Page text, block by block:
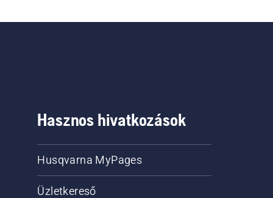
Hasznos hivatkozások
Husqvarna MyPages
Üzletkereső